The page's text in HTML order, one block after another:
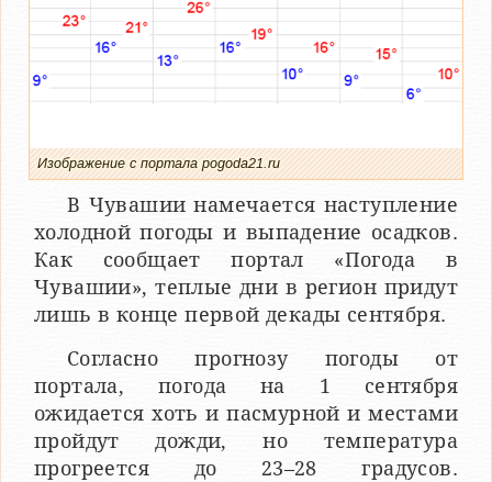
Изображение с портала pogoda21.ru
В Чувашии намечается наступление
холодной погоды и выпадение осадков.
Как сообщает портал «Погода в
Чувашии», теплые дни в регион придут
лишь в конце первой декады сентября.
Согласно прогнозу погоды от
портала, погода на 1 сентября
ожидается хоть и пасмурной и местами
пройдут дожди, но температура
прогреется до 23–28 градусов.